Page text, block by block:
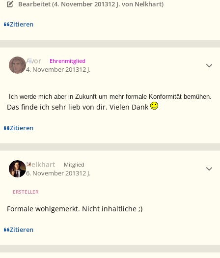
Bearbeitet (4. November 201312 J. von Nelkhart)
Zitieren
Avor Ehrenmitglied
4. November 201312 J.
Ich werde mich aber in Zukunft um mehr formale Konformität bemühen.
Das finde ich sehr lieb von dir. Vielen Dank
Zitieren
Nelkhart Mitglied
6. November 201312 J.
ERSTELLER
Formale wohlgemerkt. Nicht inhaltliche ;)
Zitieren